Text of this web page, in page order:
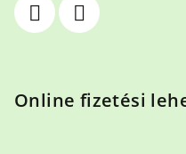
Online fizetési